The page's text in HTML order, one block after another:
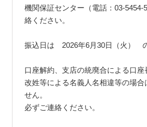
機関保証センター（電話：03-5454-
絡ください。
振込日は 2026年6月30日（火） の
口座解約、支店の統廃合による口座
改姓等による名義人名相違等の場合
せん。
必ずご連絡ください。